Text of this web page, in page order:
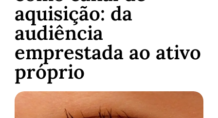
aquisição: da
audiência
emprestada ao ativo
próprio